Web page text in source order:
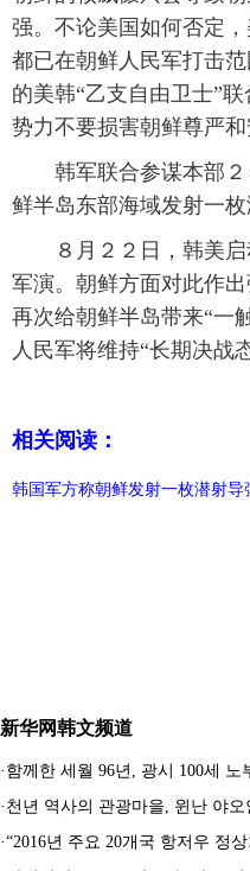
强。不论美国如何否定
都已在朝鲜人民军打击
的美韩“乙支自由卫士”
势力不要损害朝鲜尊严和
韩军联合参谋本部２
鲜半岛东部海域发射一枚
８月２２日，韩美启
军演。朝鲜方面对此作
再次给朝鲜半岛带来“一
人民军将维持“长期决战
相关阅读：
韩国军方称朝鲜发射一枚潜射导
新华网韩文频道
· 함께한 세월 96년, 광시 100세 노
· 천년 역사의 관광마을, 윈난 야오
·“2016년 주요 20개국 항저우 정